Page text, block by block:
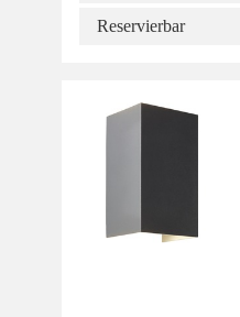
Reservierbar